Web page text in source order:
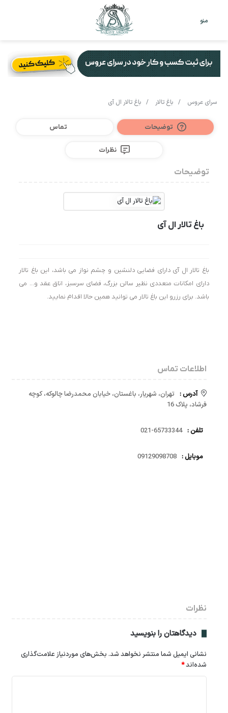
منو
سرای عروس / باغ تالار / باغ تالار ال آی
توضیحات تماس
نظرات
توضیحات
باغ تالار ال آی
باغ تالار ال آی دارای فضایی دلنشین و چشم نواز می باشد، این باغ تالار
دارای امکانات متعددی نظیر سالن بزرگ، فضای سرسبز، اتاق عقد و… می
باشد. برای رزرو این باغ تالار می توانید همین حالا اقدام نمایید.
اطلاعات تماس
آدرس : تهران، شهریار، باغستان، خیابان محمدرضا چالوکه، کوچه
فرشاد، پلاک 16
تلفن : 65733344-021
موبایل : 09129098708
نظرات
دیدگاهتان را بنویسید
نشانی ایمیل شما منتشر نخواهد شد. بخش‌های موردنیاز علامت‌گذاری
شده‌اند*